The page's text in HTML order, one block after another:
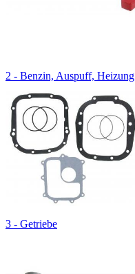
2 - Benzin, Auspuff, Heizung
3 - Getriebe